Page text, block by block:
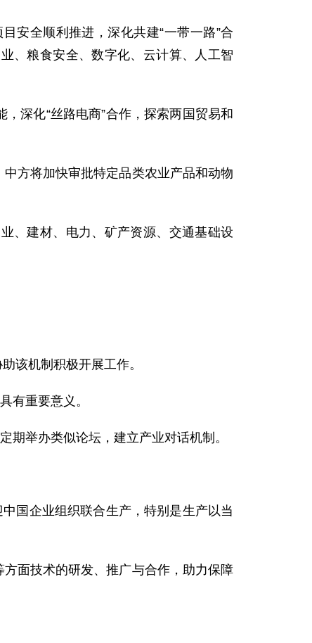
全顺利推进，深化共建“一带一路”合
、粮食安全、数字化、云计算、人工智
深化“丝路电商”合作，探索两国贸易和
方将加快审批特定品类农业产品和动物
、建材、电力、矿产资源、交通基础设
该机制积极开展工作。
有重要意义。
举办类似论坛，建立产业对话机制。
国企业组织联合生产，特别是生产以当
面技术的研发、推广与合作，助力保障